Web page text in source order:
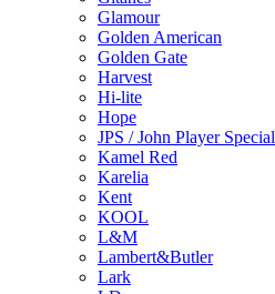
Glamour
Golden American
Golden Gate
Harvest
Hi-lite
Hope
JPS / John Player Special
Kamel Red
Karelia
Kent
KOOL
L&M
Lambert&Butler
Lark